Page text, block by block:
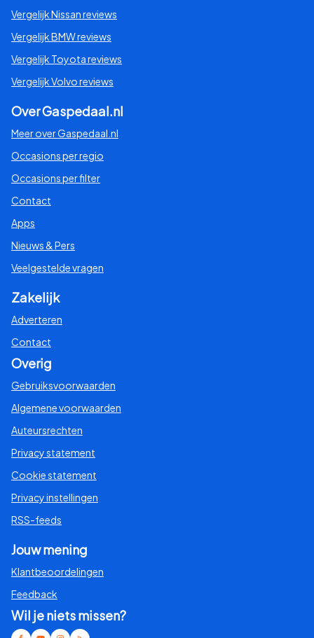
Vergelijk Nissan reviews
Vergelijk BMW reviews
Vergelijk Toyota reviews
Vergelijk Volvo reviews
Over Gaspedaal.nl
Meer over Gaspedaal.nl
Occasions per regio
Occasions per filter
Contact
Apps
Nieuws & Pers
Veelgestelde vragen
Zakelijk
Adverteren
Contact
Overig
Gebruiksvoorwaarden
Algemene voorwaarden
Auteursrechten
Privacy statement
Cookie statement
Privacy instellingen
RSS-feeds
Jouw mening
Klantbeoordelingen
Feedback
Wil je niets missen?